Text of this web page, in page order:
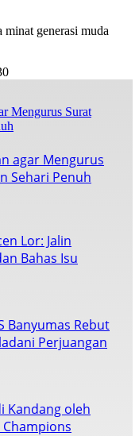
generasi muda
agar Mengurus
Sehari Penuh
Lor: Jalin
Bahas Isu
Banyumas Rebut
Perjuangan
Kandang oleh
Champions